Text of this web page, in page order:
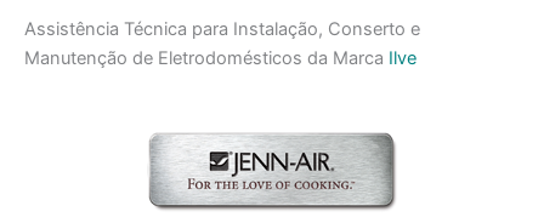
Assistência Técnica para Instalação, Conserto e
Manutenção de Eletrodomésticos da Marca Ilve